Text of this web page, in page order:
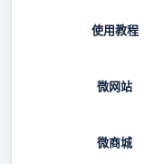
使用教程
微网站
微商城